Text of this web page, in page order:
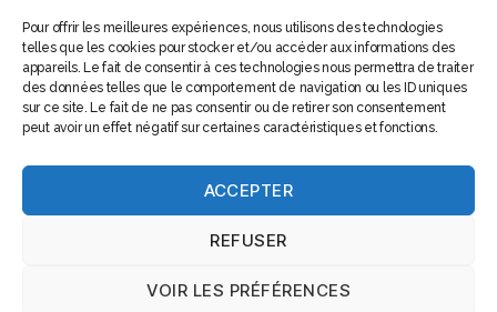
Pour offrir les meilleures expériences, nous utilisons des technologies
telles que les cookies pour stocker et/ou accéder aux informations des
appareils. Le fait de consentir à ces technologies nous permettra de traiter
des données telles que le comportement de navigation ou les ID uniques
sur ce site. Le fait de ne pas consentir ou de retirer son consentement
peut avoir un effet négatif sur certaines caractéristiques et fonctions.
ACCEPTER
REFUSER
VOIR LES PRÉFÉRENCES
SUIVEZ-NOUS
© 2022 - Tous droits réservés - Site réalisé par Software